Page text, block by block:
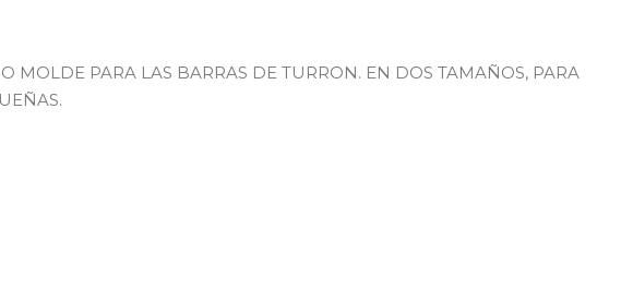
MOLDE PARA LAS BARRAS DE TURRON. EN DOS TAMAÑOS, PARA